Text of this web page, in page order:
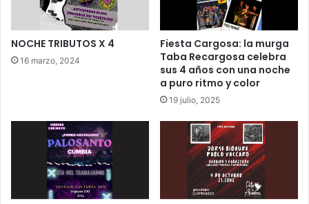
NOCHE TRIBUTOS X 4
16 marzo, 2024
Fiesta Cargosa: la murga
Taba Recargosa celebra
sus 4 años con una noche
a puro ritmo y color
19 julio, 2025